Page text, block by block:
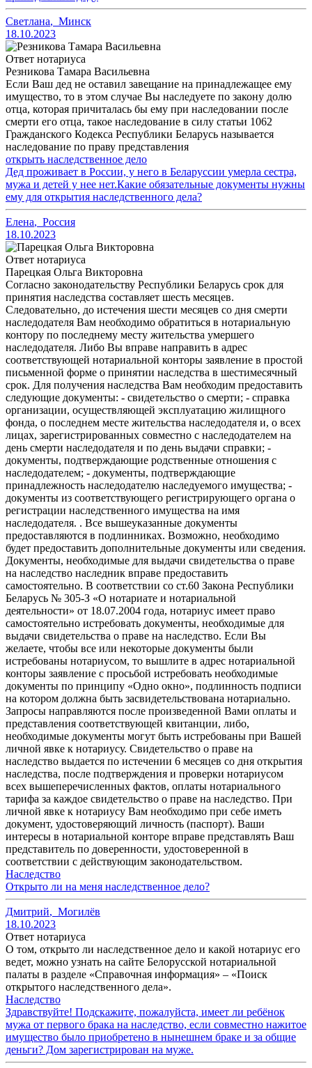
Светлана, Минск
18.10.2023
Ответ нотариуса
Резникова Тамара Васильевна
Если Ваш дед не оставил завещание на принадлежащее ему
имущество, то в этом случае Вы наследуете по закону долю
отца, которая причиталась бы ему при наследовании после
смерти его отца, такое наследование в силу статьи 1062
Гражданского Кодекса Республики Беларусь называется
наследование по праву представления
открыть наследственное дело
Дед проживает в России, у него в Беларуссии умерла сестра,
мужа и детей у нее нет.Какие обязательные документы нужны
ему для открытия наследственного дела?
Елена, Россия
18.10.2023
Ответ нотариуса
Парецкая Ольга Викторовна
Согласно законодательству Республики Беларусь срок для
принятия наследства составляет шесть месяцев.
Следовательно, до истечения шести месяцев со дня смерти
наследодателя Вам необходимо обратиться в нотариальную
контору по последнему месту жительства умершего
наследодателя. Либо Вы вправе направить в адрес
соответствующей нотариальной конторы заявление в простой
письменной форме о принятии наследства в шестимесячный
срок. Для получения наследства Вам необходим предоставить
следующие документы: - свидетельство о смерти; - справка
организации, осуществляющей эксплуатацию жилищного
фонда, о последнем месте жительства наследодателя и, о всех
лицах, зарегистрированных совместно с наследодателем на
день смерти наследодателя и по день выдачи справки; -
документы, подтверждающие родственные отношения с
наследодателем; - документы, подтверждающие
принадлежность наследодателю наследуемого имущества; -
документы из соответствующего регистрирующего органа о
регистрации наследственного имущества на имя
наследодателя. . Все вышеуказанные документы
предоставляются в подлинниках. Возможно, необходимо
будет предоставить дополнительные документы или сведения.
Документы, необходимые для выдачи свидетельства о праве
на наследство наследник вправе предоставить
самостоятельно. В соответствии со ст.60 Закона Республики
Беларусь № 305-З «О нотариате и нотариальной
деятельности» от 18.07.2004 года, нотариус имеет право
самостоятельно истребовать документы, необходимые для
выдачи свидетельства о праве на наследство. Если Вы
желаете, чтобы все или некоторые документы были
истребованы нотариусом, то вышлите в адрес нотариальной
конторы заявление с просьбой истребовать необходимые
документы по принципу «Одно окно», подлинность подписи
на котором должна быть засвидетельствована нотариально.
Запросы направляются после произведенной Вами оплаты и
представления соответствующей квитанции, либо,
необходимые документы могут быть истребованы при Вашей
личной явке к нотариусу. Свидетельство о праве на
наследство выдается по истечении 6 месяцев со дня открытия
наследства, после подтверждения и проверки нотариусом
всех вышеперечисленных фактов, оплаты нотариального
тарифа за каждое свидетельство о праве на наследство. При
личной явке к нотариусу Вам необходимо при себе иметь
документ, удостоверяющий личность (паспорт). Ваши
интересы в нотариальной конторе вправе представлять Ваш
представитель по доверенности, удостоверенной в
соответствии с действующим законодательством.
Наследство
Открыто ли на меня наследственное дело?
Дмитрий, Могилёв
18.10.2023
Ответ нотариуса
О том, открыто ли наследственное дело и какой нотариус его
ведет, можно узнать на сайте Белорусской нотариальной
палаты в разделе «Справочная информация» – «Поиск
открытого наследственного дела».
Наследство
Здравствуйте! Подскажите, пожалуйста, имеет ли ребёнок
мужа от первого брака на наследство, если совместно нажитое
имущество было приобретено в нынешнем браке и за общие
деньги? Дом зарегистрирован на муже.